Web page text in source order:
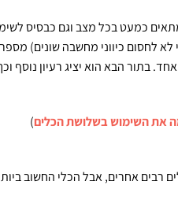
כמעט בכל מצב וגם כבסיס
לחסום כיווני מחשבה שונים)
בתור הבא הוא יציג רעיון נוסף
את השימוש בשלושת הכלים)
רבים אחרים, אבל הכלי החשוב